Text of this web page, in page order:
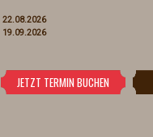
22.08.2026
19.09.2026